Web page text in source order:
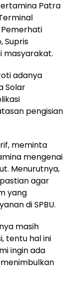
Patra
Supris
masyarakat.
adanya
Solar
pengisian
meminta
mengenai
Menurutnya,
agar
yang
di SPBU.
masih
tentu hal ini
ingin ada